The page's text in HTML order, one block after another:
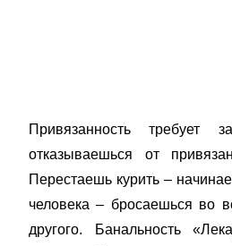
Привязанность требует
отказываешься от
Перестаешь курить –
человека – бросаешься во
другого. Банальность